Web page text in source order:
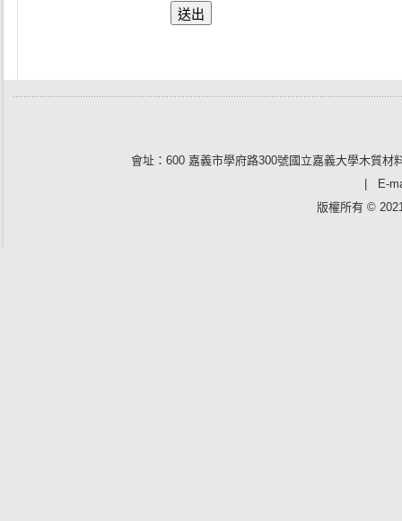
會址：600 嘉義市學府路300號國立嘉義大學木質
| E-
版權所有 ©